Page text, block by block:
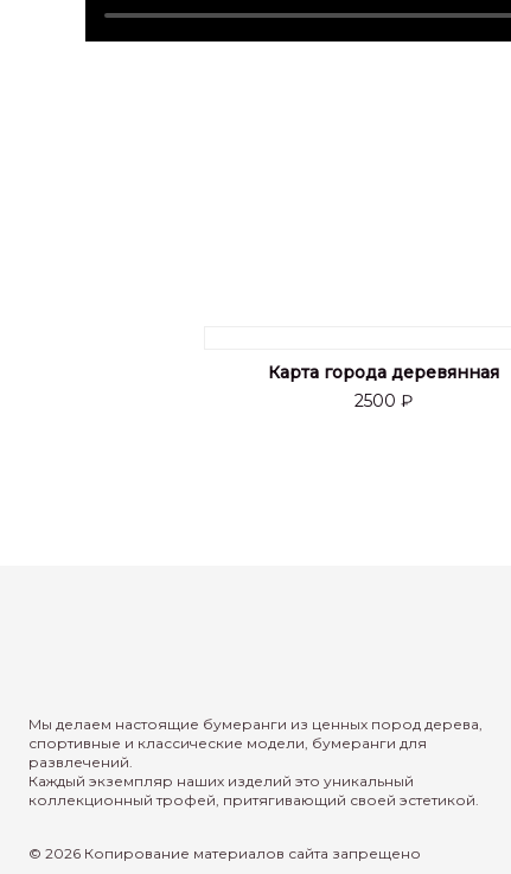
Карта города деревянная
2500 ₽
Мы делаем настоящие бумеранги из ценных пород дерева,
спортивные и классические модели, бумеранги для
развлечений.
Каждый экземпляр наших изделий это уникальный
коллекционный трофей, притягивающий своей эстетикой.
© 2026 Копирование материалов сайта запрещено